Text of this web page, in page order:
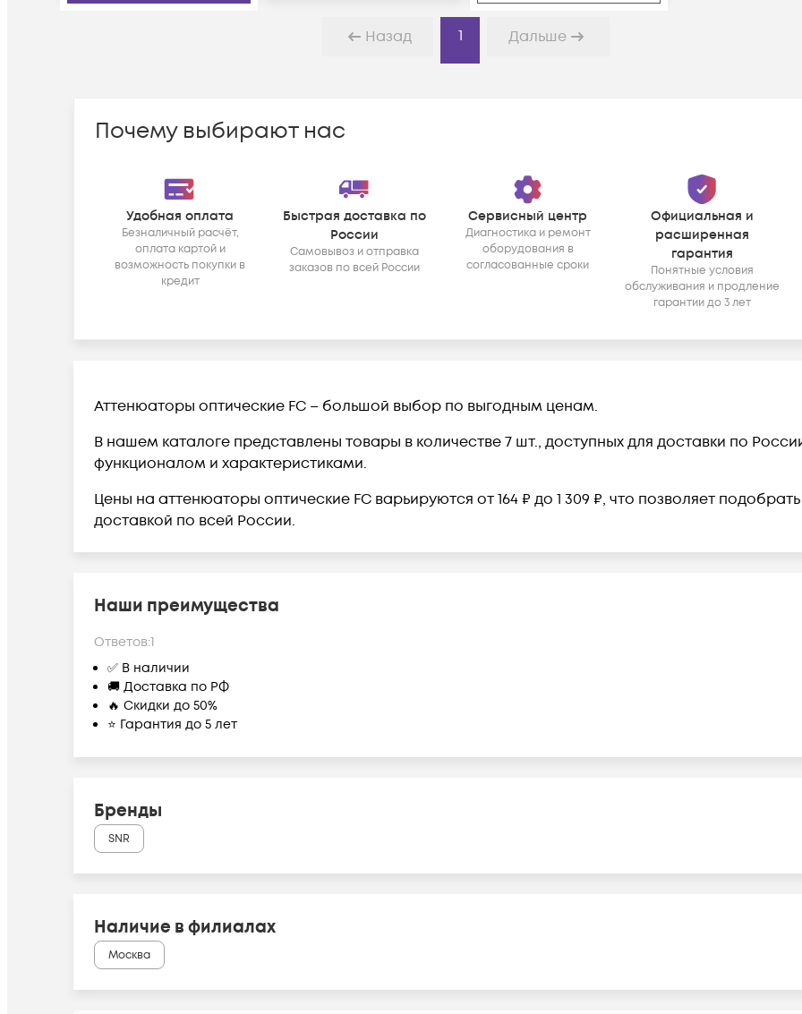
Назад 1 Дальше
Почему выбирают нас
Удобная оплата
Безналичный расчёт,
оплата картой и
возможность покупки в
кредит
Быстрая доставка по
России
Самовывоз и отправка
заказов по всей России
Сервисный центр
Диагностика и ремонт
оборудования в
согласованные сроки
Официальная и
расширенная
гарантия
Понятные условия
обслуживания и продление
гарантии до 3 лет
Аттенюаторы оптические FC – большой выбор по выгодным ценам.
В нашем каталоге представлены товары в количестве 7 шт., доступных для доставки по
функционалом и характеристиками.
Цены на аттенюаторы оптические FC варьируются от 164 ₽ до 1 309 ₽, что позволяет
доставкой по всей России.
Наши преимущества
Ответов:1
✅ В наличии
🚚 Доставка по РФ
🔥 Скидки до 50%
⭐ Гарантия до 5 лет
Бренды
SNR
Наличие в филиалах
Москва